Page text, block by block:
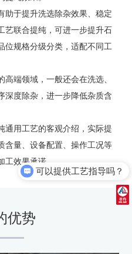
助于提升洗选除杂效果、稳定
艺联合提纯，可进一步提升石
位规格分级分类，适配不同工
端领域，一般还会在洗选、
深度除杂，进一步降低杂质含
通用工艺的客观介绍，实际提
含量、设备配置、操作工况等
效果承诺。
优势
可以提供工艺指导吗？